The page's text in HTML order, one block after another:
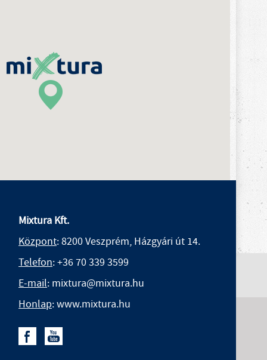
Mixtura Kft.
Központ: 8200 Veszprém, Házgyári út 14.
Telefon:+36 70 339 3599
E-mail: mixtura@mixtura.hu
Honlap: www.mixtura.hu